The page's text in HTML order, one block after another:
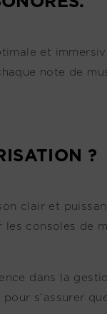
et
note de
?
clair et
consoles de
dans la
s’assurer